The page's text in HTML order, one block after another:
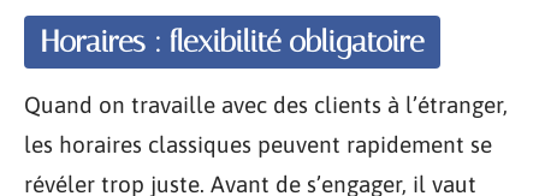
Horaires : flexibilité obligatoire
Quand on travaille avec des clients à l’étranger,
les horaires classiques peuvent rapidement se
révéler trop juste. Avant de s’engager, il vaut